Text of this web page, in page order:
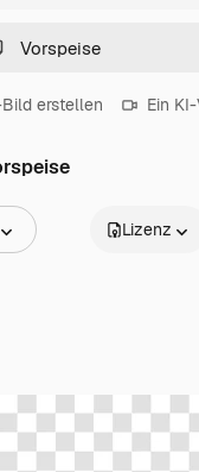
Bild erstellen Ein
Lizenz